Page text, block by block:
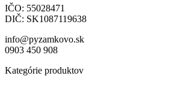
IČO: 55028471
DIČ: SK1087119638
info@pyzamkovo.sk
0903 450 908
Kategórie produktov